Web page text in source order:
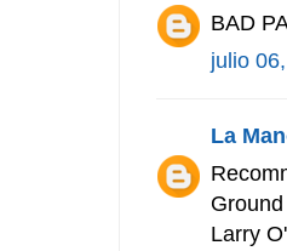
BAD
julio
La
Ground
Larry